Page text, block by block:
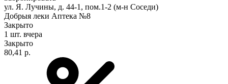
ул. Я. Лучины, д. 44-1, пом.1-2 (м-н Соседи)
Добрыя леки Аптека №8
Закрыто
1 шт. вчера
Закрыто
80,41 р.